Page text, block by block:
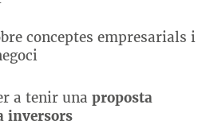
conceptes empresarials i
a tenir una proposta
inversors